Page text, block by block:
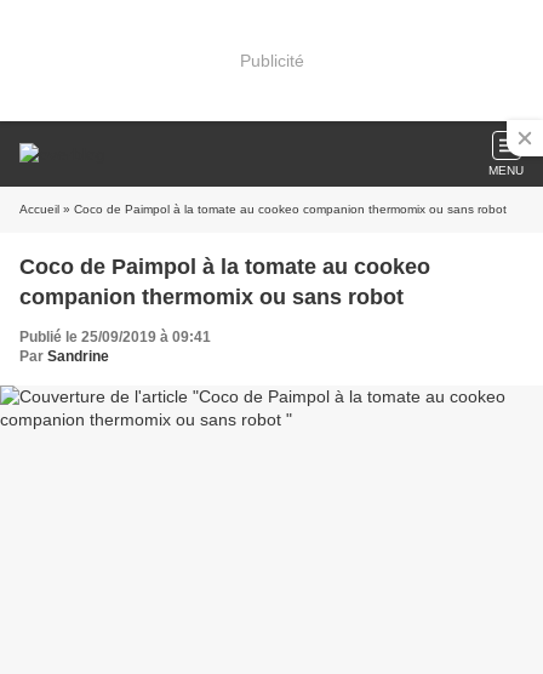
Publicité
MENU
Accueil » Coco de Paimpol à la tomate au cookeo companion thermomix ou sans robot
Coco de Paimpol à la tomate au cookeo
companion thermomix ou sans robot
Publié le 25/09/2019 à 09:41
Par Sandrine